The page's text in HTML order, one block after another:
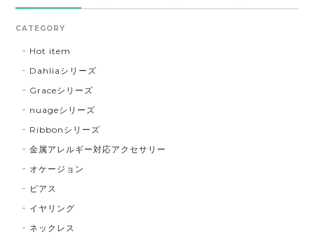
CATEGORY
Hot item
Dahliaシリーズ
Graceシリーズ
nuageシリーズ
Ribbonシリーズ
金属アレルギー対応アクセサリー
オケージョン
ピアス
イヤリング
ネックレス